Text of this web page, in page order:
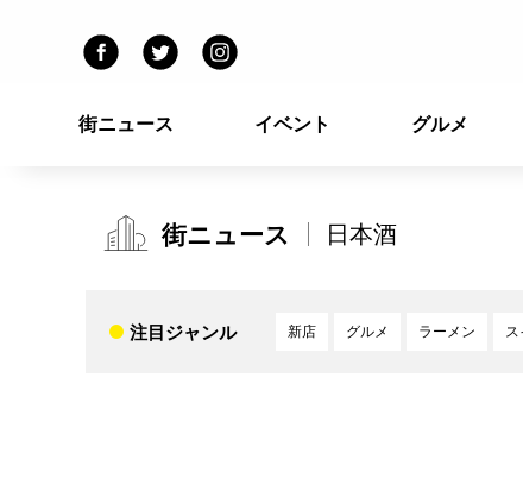
街ニュース イベント グルメ
街ニュース 日本酒
注目ジャンル 新店 グルメ ラーメン ス